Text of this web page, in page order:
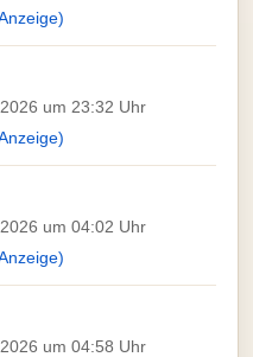
um 23:32 Uhr
um 04:02 Uhr
um 04:58 Uhr